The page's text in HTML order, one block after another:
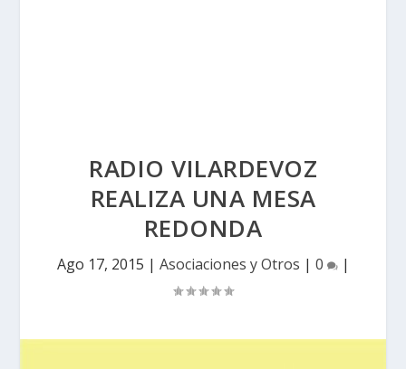
RADIO VILARDEVOZ
REALIZA UNA MESA
REDONDA
Ago 17, 2015 | Asociaciones y Otros | 0 |